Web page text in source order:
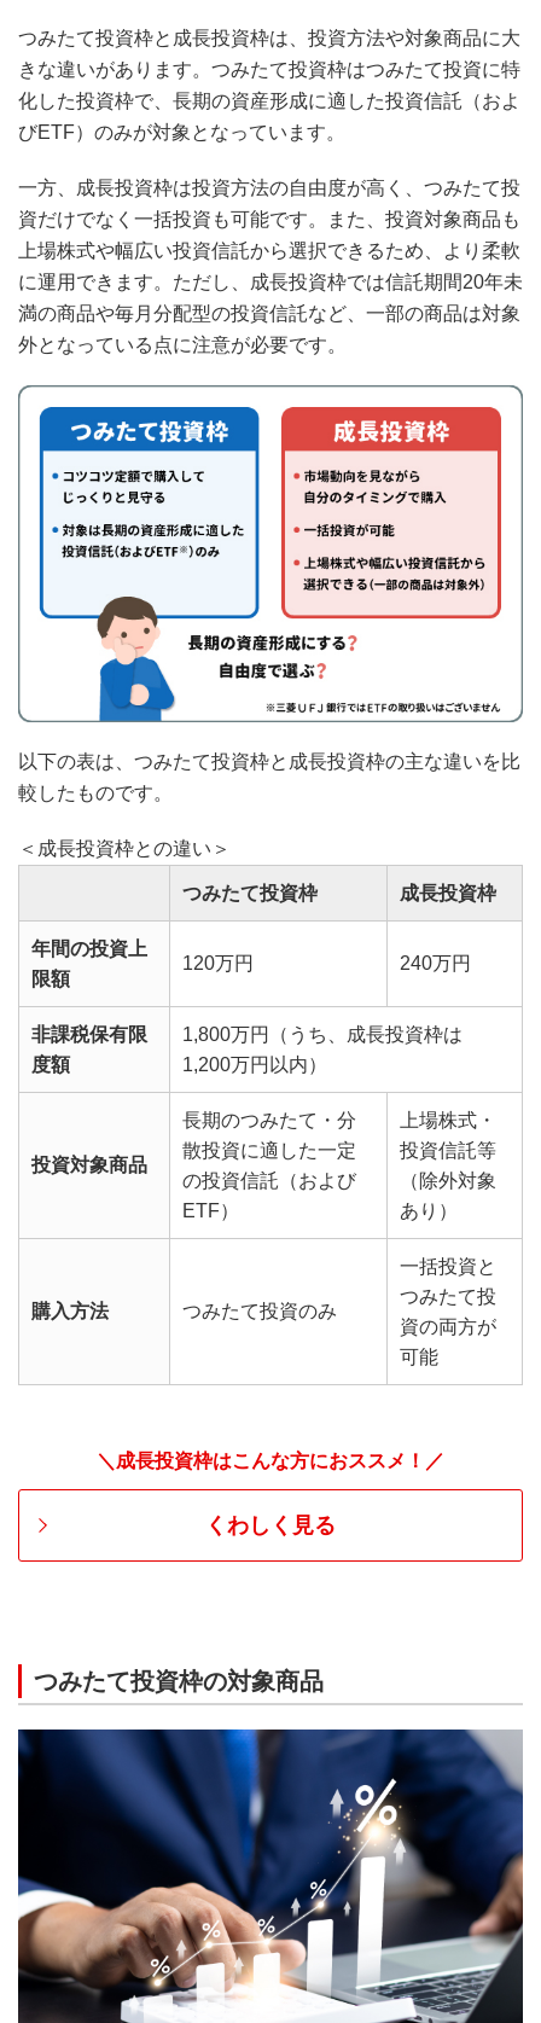
つみたて投資枠と成長投資枠は、投資方法や対象商品に大
きな違いがあります。つみたて投資枠はつみたて投資に特
化した投資枠で、長期の資産形成に適した投資信託（およ
びETF）のみが対象となっています。
一方、成長投資枠は投資方法の自由度が高く、つみたて投
資だけでなく一括投資も可能です。また、投資対象商品も
上場株式や幅広い投資信託から選択できるため、より柔軟
に運用できます。ただし、成長投資枠では信託期間20年未
満の商品や毎月分配型の投資信託など、一部の商品は対象
外となっている点に注意が必要です。
以下の表は、つみたて投資枠と成長投資枠の主な違いを比
較したものです。
＜成長投資枠との違い＞
つみたて投資枠 成長投資枠
年間の投資上
限額
120万円 240万円
非課税保有限
度額
1,800万円（うち、成長投資枠は
1,200万円以内）
投資対象商品
長期のつみたて・分
散投資に適した一定
の投資信託（および
ETF）
上場株式・
投資信託等
（除外対象
あり）
購入方法 つみたて投資のみ
一括投資と
つみたて投
資の両方が
可能
＼成長投資枠はこんな方におススメ！／
くわしく見る
つみたて投資枠の対象商品